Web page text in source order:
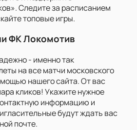
Следите за расписанием
топовые игры.
ФК Локомотив
- именно так
на все матчи московского
нашего сайта. От вас
кликов! Укажите нужное
информацию и
будут ждать вас
почте.